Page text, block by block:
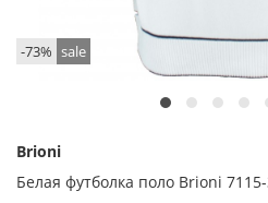
-73% sale
Brioni
Белая футболка поло Brioni